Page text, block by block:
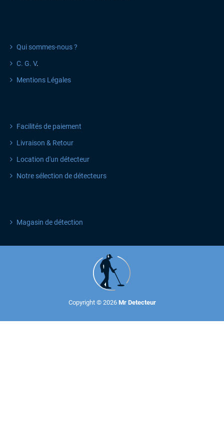
Qui sommes-nous ?
C. G. V.
Mentions Légales
Facilités de paiement
Livraison & Retour
Location d'un détecteur
Notre sélection de détecteurs
Magasin de détection
Copyright © 2026 Mr Detecteur